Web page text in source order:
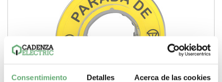
Consentimiento Detalles Acerca de las cookies